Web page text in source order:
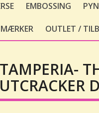
EMBOSSING
MÆRKER OUTLET /